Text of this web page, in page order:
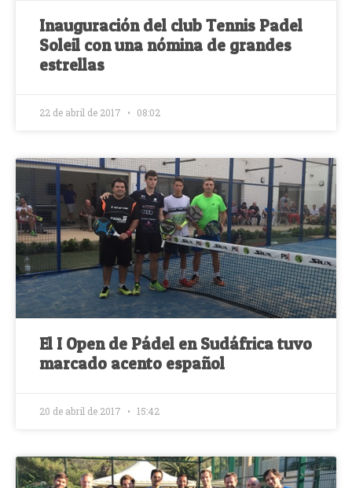
Inauguración del club Tennis Padel
Soleil con una nómina de grandes
estrellas
22 de abril de 2017 08:02
El I Open de Pádel en Sudáfrica tuvo
marcado acento español
20 de abril de 2017 15:42